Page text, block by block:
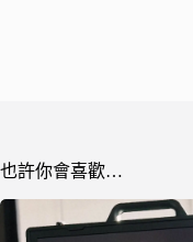
也許你會喜歡…